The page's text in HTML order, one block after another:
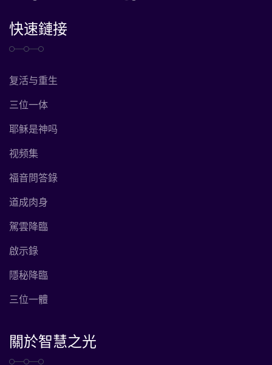
快速鏈接
复活与重生
三位一体
耶稣是神吗
视频集
福音問答錄
道成肉身
駕雲降臨
啟示錄
隱秘降臨
三位一體
關於智慧之光